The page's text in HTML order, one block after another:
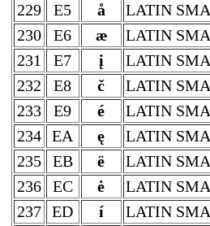
229
E5 å
LATIN
230
E6 æ
LATIN
231
E7 į
LATIN
232
E8 č
LATIN
233
E9 é
LATIN
234
EA ę
LATIN
235
EB ë
LATIN
236
EC ė
LATIN
237
ED í
LATIN